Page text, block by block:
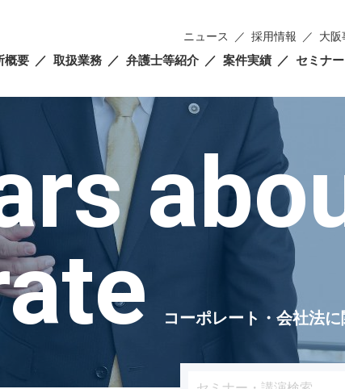
概要 取扱業務 弁護士等紹介 案件実績 セミナ
ニュース 採用情報 大阪
コーポレート・会社法